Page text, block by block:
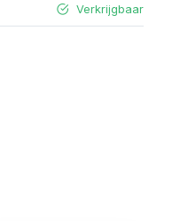
Verkrijgbaar